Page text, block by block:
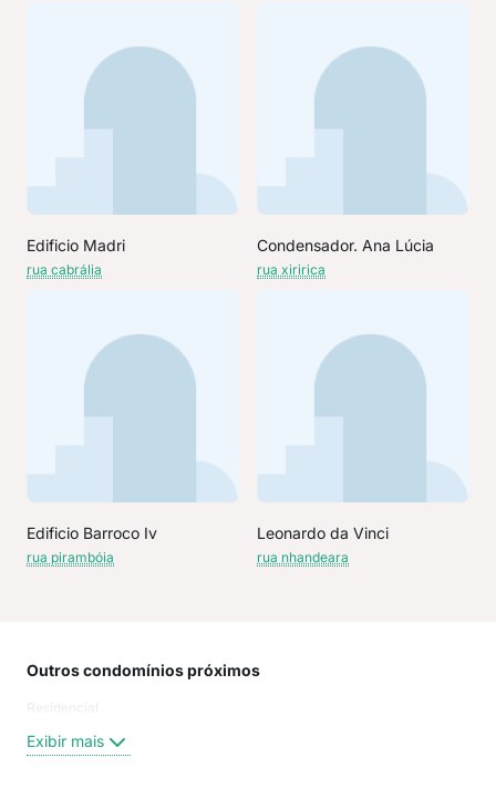
Edificio Madri
rua cabrália
Condensador. Ana Lúcia
rua xiririca
Edificio Barroco Iv
rua pirambóia
Leonardo da Vinci
rua nhandeara
Outros condomínios próximos
Residencial
Exibir mais